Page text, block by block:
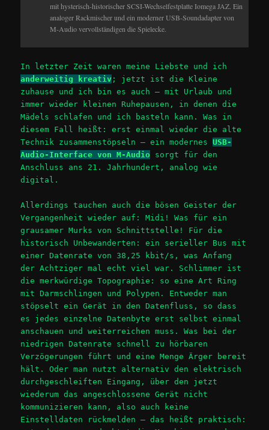
mit hysterisch-historischer SCSI-Wechselfestplatte Iomega JAZ. Ein
analoger Rackmischer und ein moderner USB-Soundadapter von
M-Audio vervollständigen die Spielecke.
In letzter Zeit waren meine Liebste und ich
anderweitig kreativ ; jetzt ist die Kleine
zuhause und ich bin es auch – mit Urlaub und
immer wieder kleinen Ruhepausen, in denen die
Mädels schlafen und ich basteln kann. Was in
diesem Fall heißt: erst einmal wieder die alte
Technik zusammenstöpseln – ein modernesUSB-
Audio-Interface von M-Audio sorgt für den
Anschluss ans 21. Jahrhundert, analog wie
digital.
Allerdings tauchen auch die bösen Geister der
Vergangenheit wieder auf: Midi! Was für ein
grausamer Murks von Schnittstelle! Für die
historisch Unbewanderten: ein serieller Bus mit
einer Datenrate von 38,25 kbit/s, was Anfang
der Achtziger mal echt viel war. Schlimmer ist
die merkwürdige Topographie: so eine Art Ring
mit Darmschlingen und Polypen. Entweder man
stöpselt ein Gerät in den Datenfluss, so dass
es jedes einzelne Datenbyte erst selbst einmal
anschauen und weiterreichen muss. Was bei der
niedrigen Datenrate schnell zu hörbaren
Verzögerungen führt und eine Menge Ärger bereit
hält. Oder man nutzt alternativ den elektrisch
durchgeschleiften Eingang, über den jetzt
wiederum das angeschlossene Gerät nicht
kommunizieren kann, also auch keine
Einstelldaten rückmelden – das heißt praktisch: